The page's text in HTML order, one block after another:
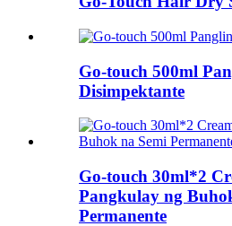
Go-touch 500ml
Disimpektante
Go-touch 30ml*2
Pangkulay ng
Permanente